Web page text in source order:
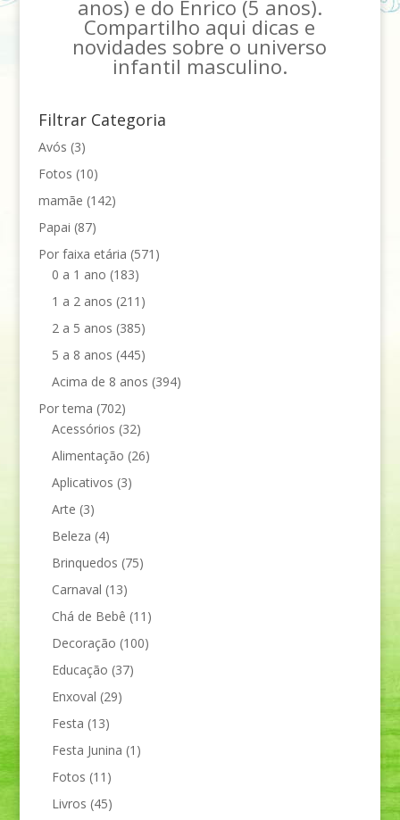
anos) e do Enrico (5 anos).
Compartilho aqui dicas e
novidades sobre o universo
infantil masculino.
Filtrar Categoria
Avós (3)
Fotos (10)
mamãe (142)
Papai (87)
Por faixa etária (571)
0 a 1 ano (183)
1 a 2 anos (211)
2 a 5 anos (385)
5 a 8 anos (445)
Acima de 8 anos (394)
Por tema (702)
Acessórios (32)
Alimentação (26)
Aplicativos (3)
Arte (3)
Beleza (4)
Brinquedos (75)
Carnaval (13)
Chá de Bebê (11)
Decoração (100)
Educação (37)
Enxoval (29)
Festa (13)
Festa Junina (1)
Fotos (11)
Livros (45)